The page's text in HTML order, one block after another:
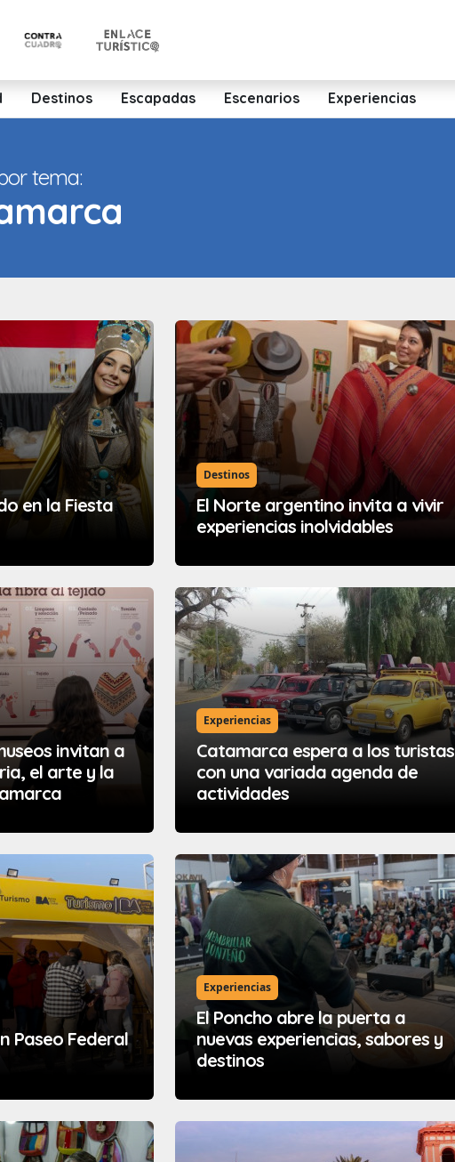
Destinos Escapadas Escenarios Experiencias
tema:
en la Fiesta
Destinos
El Norte argentino invita a vivir
experiencias inolvidables
invitan a
el arte y la
Experiencias
Catamarca espera a los turistas
con una variada agenda de
actividades
Paseo Federal
Experiencias
El Poncho abre la puerta a
nuevas experiencias, sabores y
destinos